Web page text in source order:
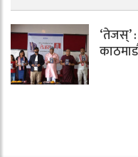
‘तेजस्’